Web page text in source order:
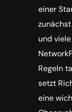
einer
und
Regeln
setzt
eine